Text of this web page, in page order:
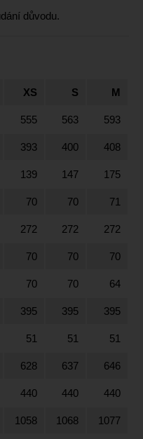
důvodu.
XS S M
555 563 593
393 400 408
139 147 175
70 70 71
272 272 272
70 70 70
70 70 64
395 395 395
51 51 51
628 637 646
440 440 440
1058 1068 1077